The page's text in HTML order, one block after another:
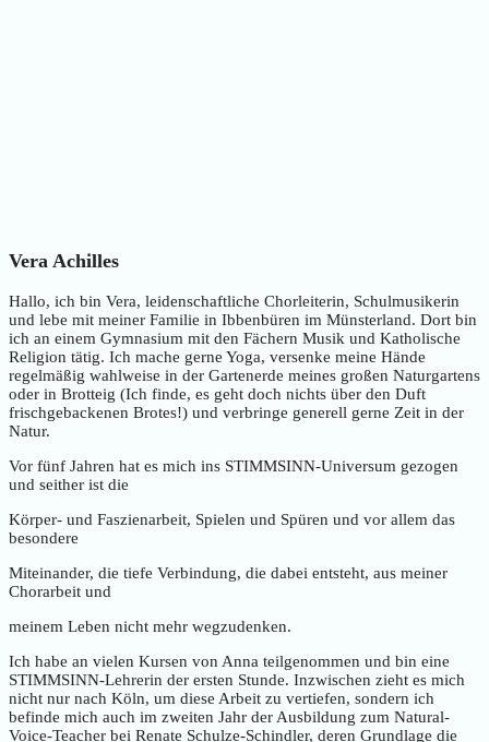
Vera Achilles
Hallo, ich bin Vera, leidenschaftliche Chorleiterin, Schulmusikerin
und lebe mit meiner Familie in Ibbenbüren im Münsterland. Dort bin
ich an einem Gymnasium mit den Fächern Musik und Katholische
Religion tätig. Ich mache gerne Yoga, versenke meine Hände
regelmäßig wahlweise in der Gartenerde meines großen Naturgartens
oder in Brotteig (Ich finde, es geht doch nichts über den Duft
frischgebackenen Brotes!) und verbringe generell gerne Zeit in der
Natur.
Vor fünf Jahren hat es mich ins STIMMSINN-Universum gezogen
und seither ist die
Körper- und Faszienarbeit, Spielen und Spüren und vor allem das
besondere
Miteinander, die tiefe Verbindung, die dabei entsteht, aus meiner
Chorarbeit und
meinem Leben nicht mehr wegzudenken.
Ich habe an vielen Kursen von Anna teilgenommen und bin eine
STIMMSINN-Lehrerin der ersten Stunde. Inzwischen zieht es mich
nicht nur nach Köln, um diese Arbeit zu vertiefen, sondern ich
befinde mich auch im zweiten Jahr der Ausbildung zum Natural-
Voice-Teacher bei Renate Schulze-Schindler, deren Grundlage die